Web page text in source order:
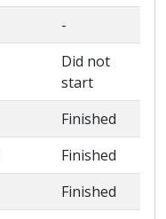
-
Did not
start
Finished
Finished
Finished